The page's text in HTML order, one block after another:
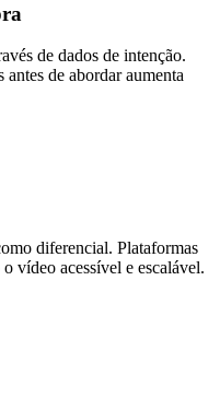
de dados de intenção.
antes de abordar aumenta
diferencial. Plataformas
vídeo acessível e escalável.